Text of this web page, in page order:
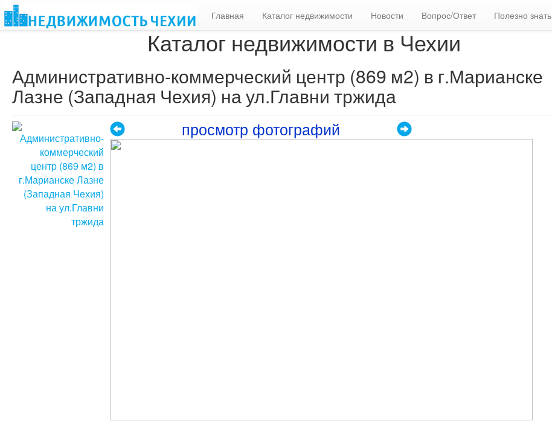
Главная Каталог недвижимости Новости Вопрос/Ответ Полезно знать
Каталог недвижимости в Чехии
Административно-коммерческий центр (869 м2) в г.Марианске
Лазне (Западная Чехия) на ул.Главни тржида
просмотр фотографий